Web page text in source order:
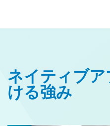
ネイティブ
ける強み